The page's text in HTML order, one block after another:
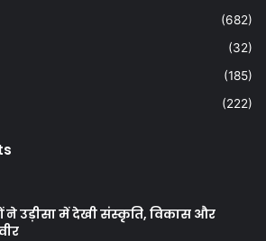
(682)
(32)
(185)
(222)
ने उड़ीसा में देखी संस्कृति, विकास और